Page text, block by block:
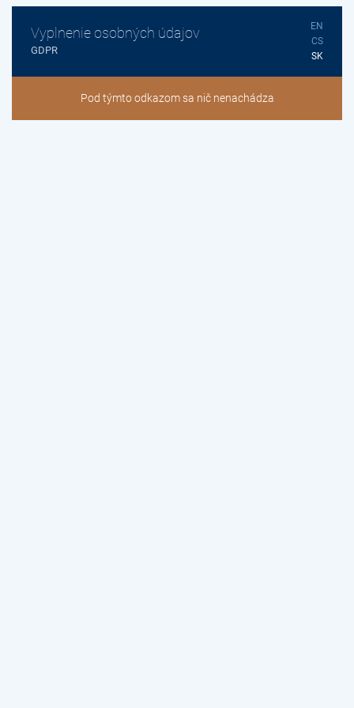
Vyplnenie osobných údajov
GDPR
EN
CS
SK
Pod týmto odkazom sa nič nenachádza